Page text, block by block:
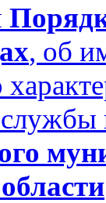
, об